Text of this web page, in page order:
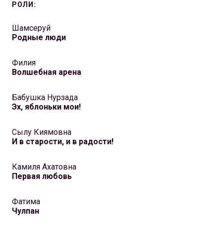
РОЛИ:
Шамсеруй
Родные люди
Филия
Волшебная арена
Бабушка Нурзада
Эх, яблоньки мои!
Сылу Киямовна
И в cтарости, и в радости!
Камиля Ахатовна
Первая любовь
Фатима
Чулпан